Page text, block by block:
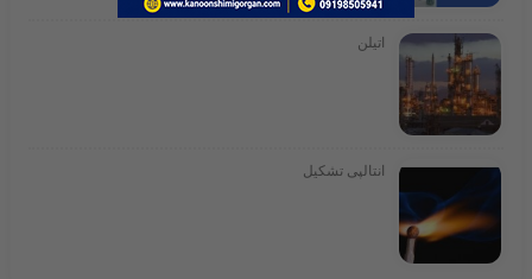
اتیلن
انتالپی تشکیل